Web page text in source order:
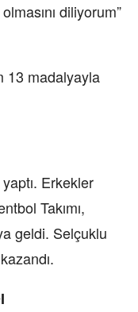
diliyorum”
13 madalyayla
Erkekler
Takımı,
geldi. Selçuklu